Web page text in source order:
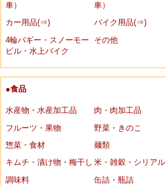
車）
車）
カー用品(⇒)
バイク用品(⇒)
4輪バギー・スノーモー
ビル・水上バイク
その他
●食品
水産物・水産加工品
肉・肉加工品
フルーツ・果物
野菜・きのこ
惣菜・食材
麺類
キムチ・漬け物・梅干し 米・雑穀・シリアル
調味料
缶詰・瓶詰